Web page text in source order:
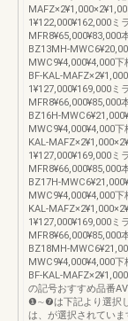
1¥122,000¥162,000
BZ13MH-
MWC9¥4,000¥4,000
BF-KAL-
1¥127,000¥169,000
MFR8¥66,000¥85,000
BZ16H-
MWC9¥4,000¥4,000下
KAL-
1¥127,000¥169,000
MFR8¥66,000¥85,000
BZ17H-
MWC9¥4,000¥4,000下
KAL-
1¥127,000¥169,000
BZ18MH-
MWC9¥4,000¥4,000
BF-KAL-
の記号おすすめ品番
❶∼❼は下記より選択
は、が選択されてい